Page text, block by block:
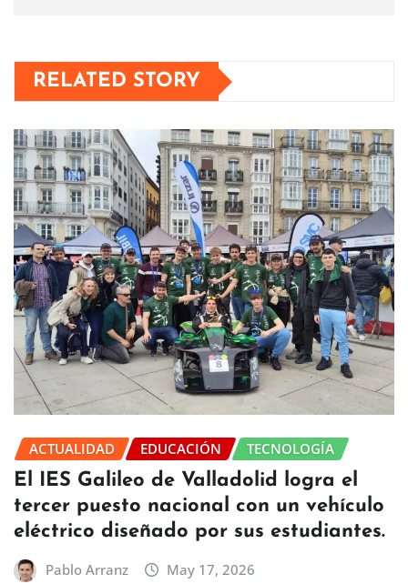
RELATED STORY
ACTUALIDAD EDUCACIÓN TECNOLOGÍA
El IES Galileo de Valladolid logra el
tercer puesto nacional con un vehículo
eléctrico diseñado por sus estudiantes.
Pablo Arranz May 17, 2026